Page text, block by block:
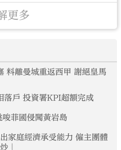
更多
曼城重返西甲 謝絕皇馬
落戶 投資署KPI超額完成
菲國侵闖黃岩島
家庭經濟承受能力 僱主團體
」